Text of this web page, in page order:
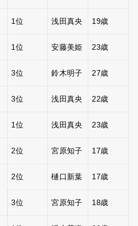
1位 浅田真央 19歳
1位 安藤美姫 23歳
3位 鈴木明子 27歳
3位 浅田真央 22歳
1位 浅田真央 23歳
2位 宮原知子 17歳
2位 樋口新葉 17歳
3位 宮原知子 18歳